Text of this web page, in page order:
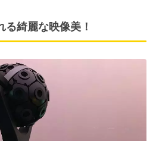
綺麗な映像美！